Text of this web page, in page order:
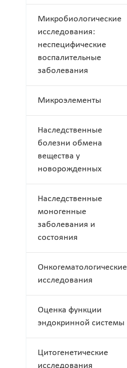
Микробиологические
исследования:
неспецифические
воспалительные
заболевания
Микроэлементы
Наследственные
болезни обмена
вещества у
новорожденных
Наследственные
моногенные
заболевания и
состояния
Онкогематологические
исследования
Оценка функции
эндокринной системы
Цитогенетические
исследования